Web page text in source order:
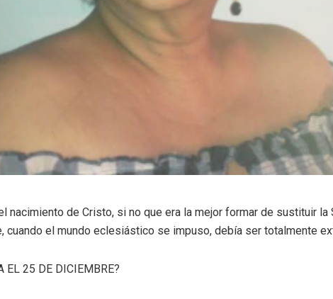
nacimiento de Cristo, si no que era la mejor formar de sustituir la
cuando el mundo eclesiástico se impuso, debía ser totalmente
EL 25 DE DICIEMBRE?